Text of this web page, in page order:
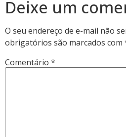
Deixe um
O seu endereço de e-mail não
obrigatórios são marcados com
Comentário *